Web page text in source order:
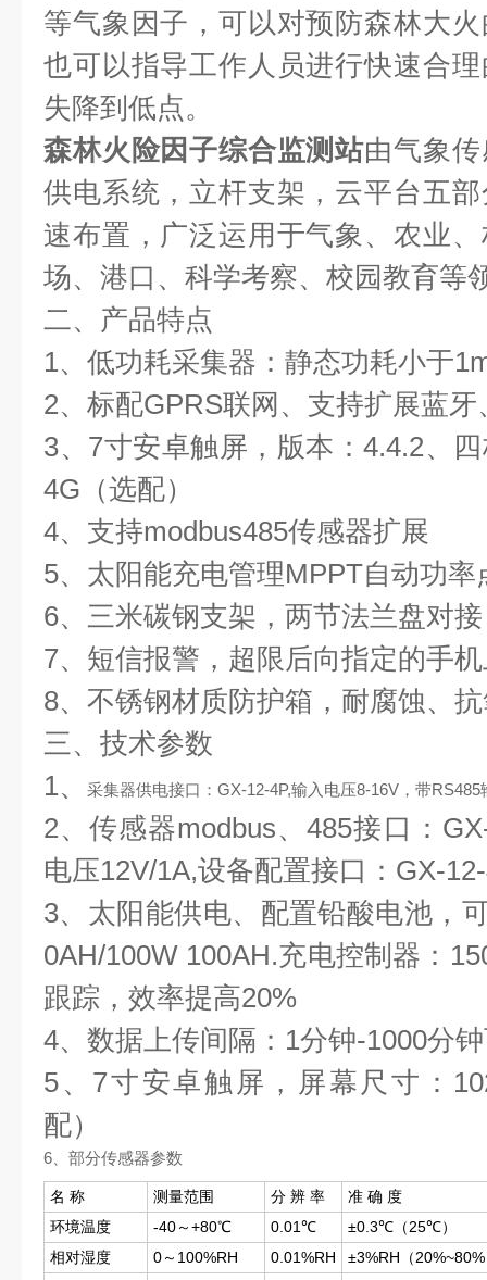
等气象因子，可以对预防森林大
也可以指导工作人员进行快速合
失降到低点。
森林火险因子综合监测站由气象
供电系统，立杆支架，云平台五
速布置，广泛运用于气象、农业
场、港口、科学考察、校园教育等
二、产品特点
1、低功耗采集器：静态功耗小于
2、标配GPRS联网、支持扩展蓝牙
3、7寸安卓触屏，版本：4.4.2、
4G（选配）
4、支持modbus485传感器扩展
5、太阳能充电管理MPPT自动功率
6、三米碳钢支架，两节法兰盘对接
7、短信报警，超限后向指定的手
8、 不锈钢材质防护箱，耐腐蚀、
三、技术参数
1、
采集器供电接口：GX-12-4P,输入电压8-16V，带
2、传感器modbus、485接口：
电压12V/1A,设备配置接口：GX-
3、太阳能供电、配置铅酸电池，
0AH/100W 100AH.充电控制器：
跟踪，效率提高20%
4、数据上传间隔：1分钟-1000分
5、7寸安卓触屏，屏幕尺寸：
配）
6、部分传感器参数
名 称 测量范围 分 辨 率
准 确 度
环境温度
-40～+80℃ 0.01℃
±0.3℃（25℃）
相对湿度
0～100%RH 0.01%RH
±3%RH（